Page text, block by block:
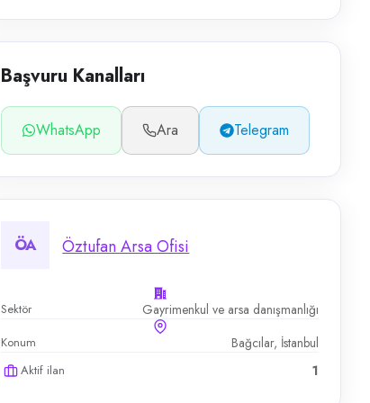
Başvuru Kanalları
WhatsApp Ara Telegram
ÖA Öztufan Arsa Ofisi
Sektör Gayrimenkul ve arsa danışmanlığı
Konum Bağcılar, İstanbul
Aktif ilan 1